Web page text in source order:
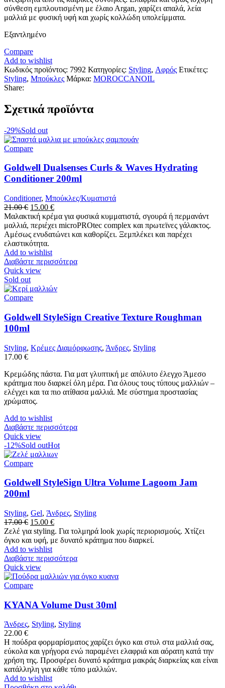
σύνθεση εμπλουτισμένη με έλαιο Αrgan, χαρίζει απαλά, λεία
μαλλιά με φυσική υφή και χωρίς κολλώδη υπολείμματα.
Εξαντλημένο
Compare
Add to wishlist
Κωδικός προϊόντος: 7992 Κατηγορίες: Styling, Αφρός Ετικέτες:
Styling, Μπούκλες Μάρκα: MOROCCANOIL
Share:
Σχετικά προϊόντα
-29%Sold out
Compare
Goldwell Dualsenses Curls & Waves Hydrating
Conditioner 200ml
Conditioner, Μπούκλες/Κυματιστά
21.00€ 15.00 €
Μαλακτική κρέμα για φυσικά κυμματιστά, σγουρά ή περμανάντ
μαλλιά, περιέχει microPROtec complex και πρωτεϊνες γάλακτος.
Αμέσως ενυδατώνει και καθορίζει. Ξεμπλέκει και παρέχει
ελαστικότητα.
Add to wishlist
Διαβάστε περισσότερα
Quick view
Sold out
Compare
Goldwell StyleSign Creative Texture Roughman
100ml
Styling, Κρέμες Διαμόρφωσης, Άνδρες, Styling
17.00 €
Κρεμώδης πάστα. Για ματ γλυπτική με απόλυτο έλεγχο Άμεσο
κράτημα που διαρκεί όλη μέρα. Για όλους τους τύπους μαλλιών –
ελέγχει και τα πιο ατίθασα μαλλιά. Με σύστημα προστασίας
χρώματος.
Add to wishlist
Διαβάστε περισσότερα
Quick view
-12%Sold outHot
Compare
Goldwell StyleSign Ultra Volume Lagoom Jam
200ml
Styling, Gel, Άνδρες, Styling
17.00€ 15.00 €
Ζελέ για styling. Για τολμηρά look χωρίς περιορισμούς. Χτίζει
όγκο και υφή, με δυνατό κράτημα που διαρκεί.
Add to wishlist
Διαβάστε περισσότερα
Quick view
Compare
KYANA Volume Dust 30ml
Άνδρες, Styling, Styling
22.00 €
Η πούδρα φορμαρίσματος χαρίζει όγκο και στυλ στα μαλλιά σας,
εύκολα και γρήγορα ενώ παραμένει ελαφριά και αόρατη κατά την
χρήση της. Προσφέρει δυνατό κράτημα μακράς διαρκείας και είναι
κατάλληλη για κάθε τύπο μαλλιών.
Add to wishlist